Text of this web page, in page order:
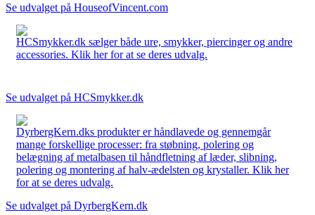
Se udvalget på HouseofVincent.com
HCSmykker.dk sælger både ure, smykker, piercinger og andre
accessories. Klik her for at se deres udvalg.
Se udvalget på HCSmykker.dk
DyrbergKern.dks produkter er håndlavede og gennemgår
mange forskellige processer: fra støbning, polering og
belægning af metalbasen til håndfletning af læder, slibning,
polering og montering af halv-ædelsten og krystaller. Klik her
for at se deres udvalg.
Se udvalget på DyrbergKern.dk